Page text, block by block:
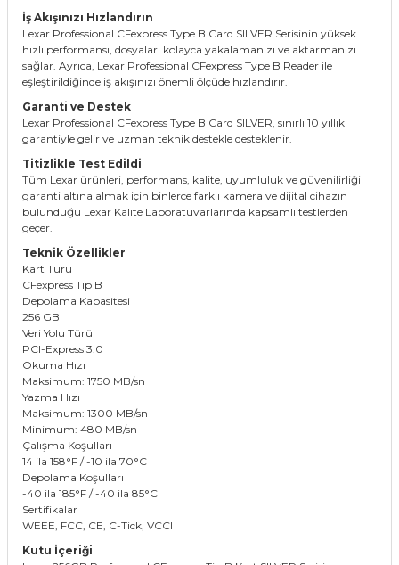
İş Akışınızı Hızlandırın
Lexar Professional CFexpress Type B Card SILVER Serisinin yüksek
hızlı performansı, dosyaları kolayca yakalamanızı ve aktarmanızı
sağlar. Ayrıca, Lexar Professional CFexpress Type B Reader ile
eşleştirildiğinde iş akışınızı önemli ölçüde hızlandırır.
Garanti ve Destek
Lexar Professional CFexpress Type B Card SILVER, sınırlı 10 yıllık
garantiyle gelir ve uzman teknik destekle desteklenir.
Titizlikle Test Edildi
Tüm Lexar ürünleri, performans, kalite, uyumluluk ve güvenilirliği
garanti altına almak için binlerce farklı kamera ve dijital cihazın
bulunduğu Lexar Kalite Laboratuvarlarında kapsamlı testlerden
geçer.
Teknik Özellikler
Kart Türü
CFexpress Tip B
Depolama Kapasitesi
256 GB
Veri Yolu Türü
PCI-Express 3.0
Okuma Hızı
Maksimum: 1750 MB/sn
Yazma Hızı
Maksimum: 1300 MB/sn
Minimum: 480 MB/sn
Çalışma Koşulları
14 ila 158°F / -10 ila 70°C
Depolama Koşulları
-40 ila 185°F / -40 ila 85°C
Sertifikalar
WEEE, FCC, CE, C-Tick, VCCI
Kutu İçeriği